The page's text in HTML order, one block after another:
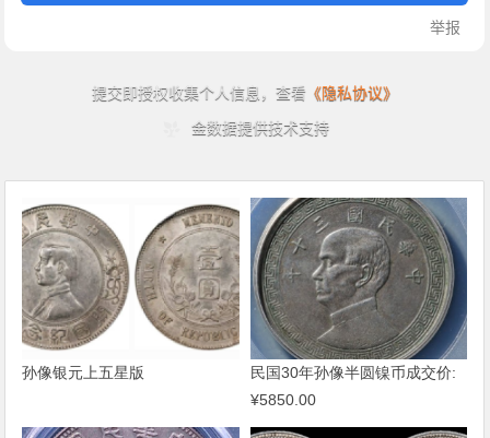
孙像银元上五星版
民国30年孙像半圆镍币成交价:
¥5850.00